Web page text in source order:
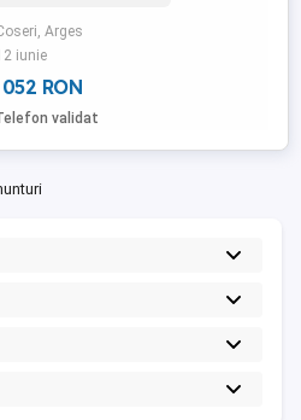
Arges
iunie
RON
validat